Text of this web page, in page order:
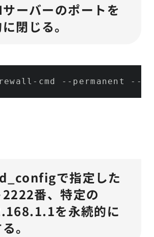
サーバーのポートを
閉じる。
cmd --permanent --
で指定した
番、特定の
を永続的に
。